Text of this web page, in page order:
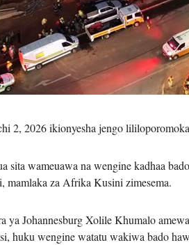
2, 2026 ikionyesha jengo
wameuawa na wengine kadhaa
za Afrika Kusini zimesema.
ya Johannesburg Xolile Khumalo
huku wengine watatu wakiwa bado